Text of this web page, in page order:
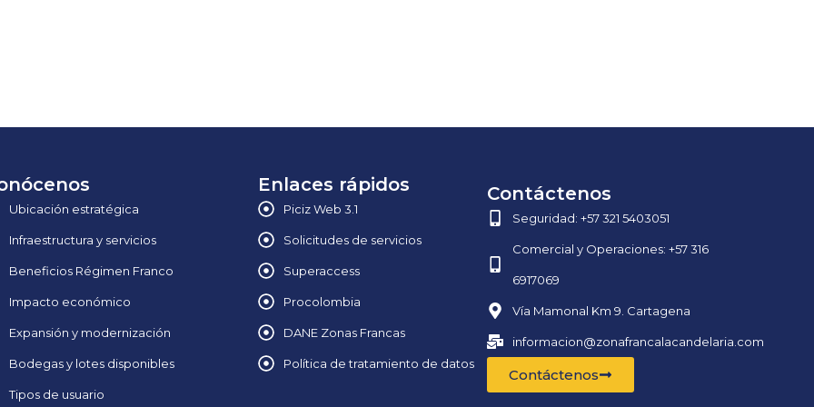
Ubicación estratégica
Infraestructura y servicios
Beneficios Régimen Franco
Impacto económico
Expansión y modernización
Bodegas y lotes disponibles
Tipos de usuario
Enlaces rápidos
Piciz Web 3.1
Solicitudes de servicios
Superaccess
Procolombia
DANE Zonas Francas
Política de tratamiento de datos
Contáctenos
Seguridad: +57 321 5403051
Comercial y Operaciones: +57 316
6917069
Vía Mamonal Km 9. Cartagena
informacion@zonafrancalacandelaria.com
Contáctenos